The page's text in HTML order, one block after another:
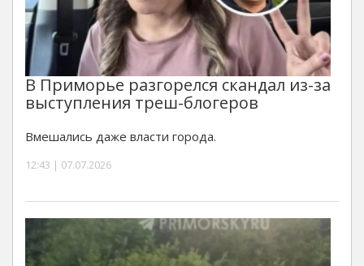
В Приморье разгорелся скандал из-за
выступления треш-блогеров
Вмешались даже власти города.
12:43 | 07.07.2026